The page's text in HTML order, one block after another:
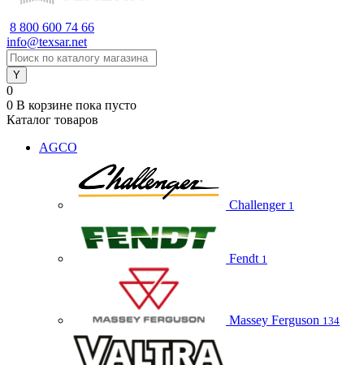
8 800 600 74 66
info@texsar.net
0
0 В корзине пока пусто
Каталог товаров
AGCO
Challenger 1
Fendt 1
Massey Ferguson 134